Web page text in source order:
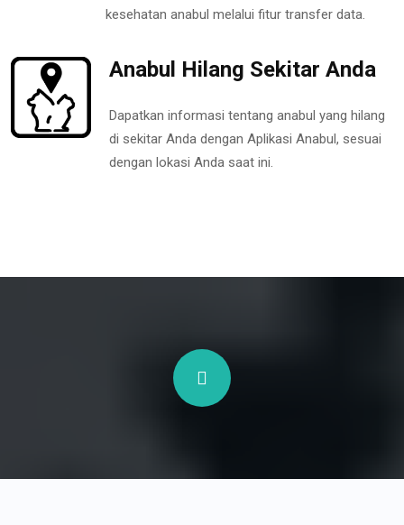
kesehatan anabul melalui fitur transfer data.
Anabul Hilang Sekitar Anda
Dapatkan informasi tentang anabul yang hilang
di sekitar Anda dengan Aplikasi Anabul, sesuai
dengan lokasi Anda saat ini.